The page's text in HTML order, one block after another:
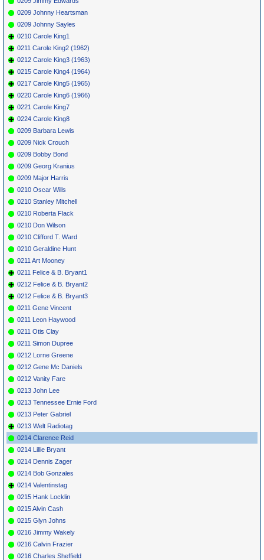
0209 Johnny Heartsman
0209 Johnny Sayles
0210 Carole King1
0211 Carole King2 (1962)
0212 Carole King3 (1963)
0215 Carole King4 (1964)
0217 Carole King5 (1965)
0220 Carole King6 (1966)
0221 Carole King7
0224 Carole King8
0209 Barbara Lewis
0209 Nick Crouch
0209 Bobby Bond
0209 Georg Kranius
0209 Major Harris
0210 Oscar Wills
0210 Stanley Mitchell
0210 Roberta Flack
0210 Don Wilson
0210 Clifford T. Ward
0210 Geraldine Hunt
0211 Art Mooney
0211 Felice & B. Bryant1
0212 Felice & B. Bryant2
0212 Felice & B. Bryant3
0211 Gene Vincent
0211 Leon Haywood
0211 Otis Clay
0211 Simon Dupree
0212 Lorne Greene
0212 Gene Mc Daniels
0212 Vanity Fare
0213 John Lee
0213 Tennessee Ernie Ford
0213 Peter Gabriel
0213 Welt Radiotag
0214 Clarence Reid
0214 Lillie Bryant
0214 Dennis Zager
0214 Bob Gonzales
0214 Valentinstag
0215 Hank Locklin
0215 Alvin Cash
0215 Glyn Johns
0216 Jimmy Wakely
0216 Calvin Frazier
0216 Charles Sheffield